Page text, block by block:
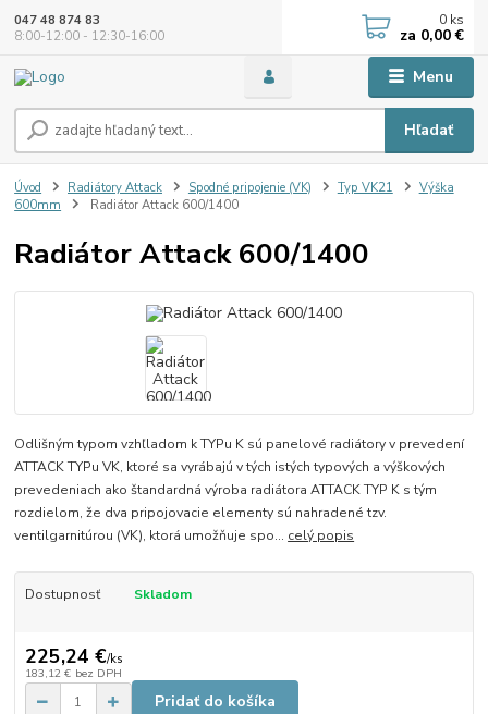
Menu
Hľadať
047 48 874 83
8:00-12:00 - 12:30-16:00
0 ks
za 0,00 €
Úvod Radiátory Attack Spodné pripojenie (VK) Typ VK21
Výška
600mm
Radiátor Attack 600/1400
Radiátor Attack 600/1400
Odlišným typom vzhľladom k TYPu K sú panelové radiátory v prevedení
ATTACK TYPu VK, ktoré sa vyrábajú v tých istých typových a výškových
prevedeniach ako štandardná výroba radiátora ATTACK TYP K s tým
rozdielom, že dva pripojovacie elementy sú nahradené tzv.
ventilgarnitúrou (VK), ktorá umožňuje spo... celý popis
Dostupnosť Skladom
225,24 €/ks
183,12 € bez DPH
Pridať do košíka